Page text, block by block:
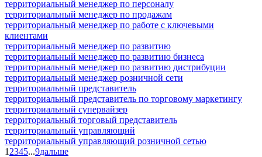
территориальный менеджер по персоналу
территориальный менеджер по продажам
территориальный менеджер по работе с ключевыми
клиентами
территориальный менеджер по развитию
территориальный менеджер по развитию бизнеса
территориальный менеджер по развитию дистрибуции
территориальный менеджер розничной сети
территориальный представитель
территориальный представитель по торговому маркетингу
территориальный супервайзер
территориальный торговый представитель
территориальный управляющий
территориальный управляющий розничной сетью
1 2345...9дальше